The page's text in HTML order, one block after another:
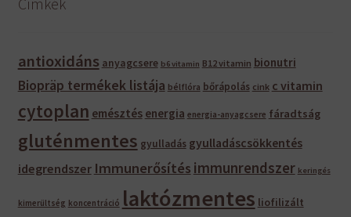
antioxidáns anyagcsere b6 vitamin B12 vitamin bionutri
Biopräp termékek listája bélflóra bőrápolás cink c vitamin
cytoplan emésztés energia energia-anyagcsere fáradtság
gluténmentes gyulladás gyulladáscsökkentés
idegrendszer Immunerősítés immunrendszer keringés
kimerültség koncentráció laktózmentes liofilizált